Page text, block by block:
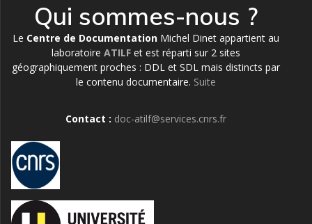
Qui sommes-nous ?
Le Centre de Documentation Michel Dinet appartient au
laboratoire ATILF et est réparti sur 2 sites
géographiquement proches : DDL et SDL mais distincts par
le contenu documentaire. Suite
Contact : doc-atilf@services.cnrs.fr